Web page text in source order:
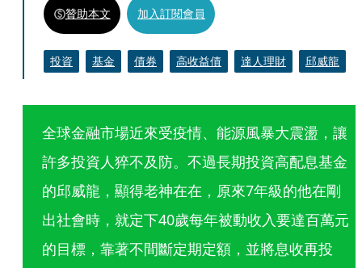
贊助本文 加入訂閱會員
投資 基金 債券 高收益債 達人理財 邱威龍
全球金融市場近來受疫情、能源風暴大震盪，讓
許多投資人猝不及防。不過長期投資高配息基金
的邱威龍，顯得老神在在，原來7年級的他在剛
出社會時，就定下40歲每年被動收入要達百萬元
的目標，靠著不間斷定期定額，並將息收再投